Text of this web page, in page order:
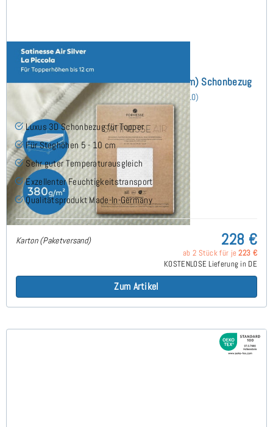
Satinesse Air Silver La Piccola (bis 10cm) Schonbezug
190x200 cm
(10)
Luxus 3D Schonbezug für Topper
Für Steghöhen 5 - 10 cm
Sehr guter Temperaturausgleich
Exzellenter Feuchtigkeitstransport
Qualitätsprodukt Made-In-Germany
Karton (Paketversand) 228 €
ab 2 Stück für je223 €
KOSTENLOSE Lieferung in DE
Zum Artikel